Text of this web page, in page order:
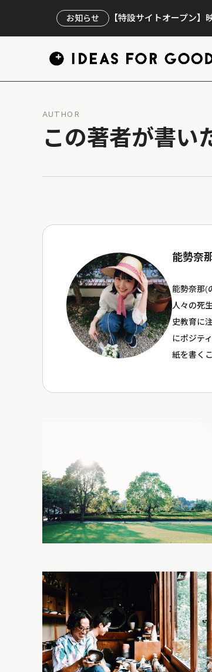
お知らせ 【特設サイトオープン
AUTHOR
この著者が書い
能勢奈
能勢奈那(
人々の死
史教育に
にポジテ
紙を書く